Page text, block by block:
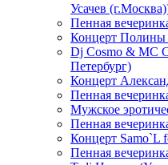
Усачев
Пенная
Концерт Полины
Dj Cosmo & МС
Петербург)
Концерт
Пенная
Мужское
Пенная
Концерт Samo`L
Пенная